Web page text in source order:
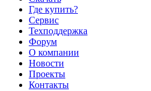
Где купить?
Сервис
Техподдержка
Форум
О компании
Новости
Проекты
Контакты